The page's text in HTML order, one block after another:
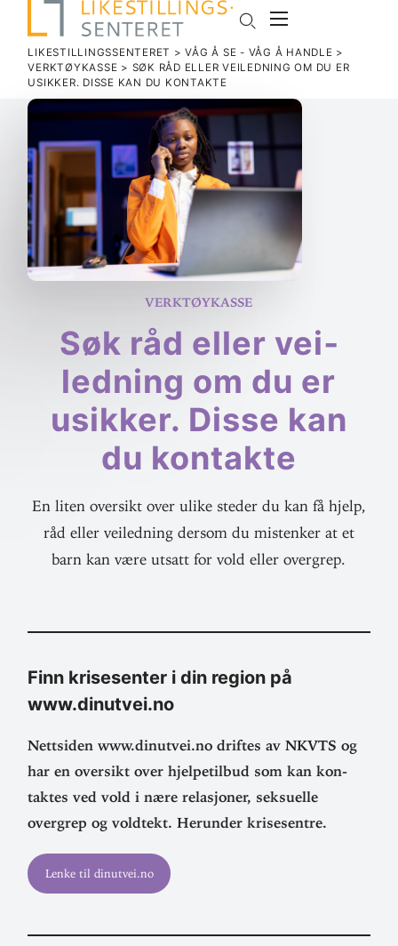
LIKESTILLINGSSENTERET >VÅG Å SE - VÅG Å HANDLE >
VERKTØYKASSE > SØK RÅD ELLER VEI­LEDNING OM DU ER
USIKKER. DISSE KAN DU KONTAKTE
Verktøykasse
Søk råd eller vei­
ledning om du er
usikker. Disse kan
du kontakte
En liten oversikt over ulike steder du kan få hjelp,
råd eller veiledning dersom du mistenker at et
barn kan være utsatt for vold eller overgrep.
Finn krise­senter i din region på
www.dinutvei.no
Nett­siden www.dinutvei.no driftes av NKVTS og
har en oversikt over hjelpe­tilbud som kan kon­
taktes ved vold i nære rela­sjoner, sek­suelle
overgrep og voldtekt. Her­under krisesentre.
Lenke til dinutvei.no